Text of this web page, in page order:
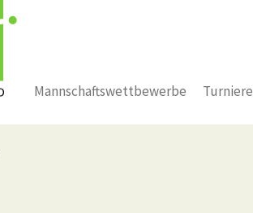
Mannschaftswettbewerbe Turniere